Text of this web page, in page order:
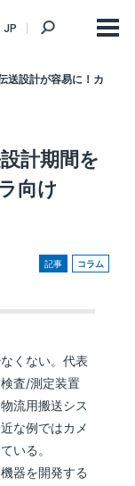
JP
送設計が容易に！カ
計期間を
向け
記事 コラム
くない。代表
査/測定装置
流用搬送シス
な例ではカメ
いる。
器を開発する